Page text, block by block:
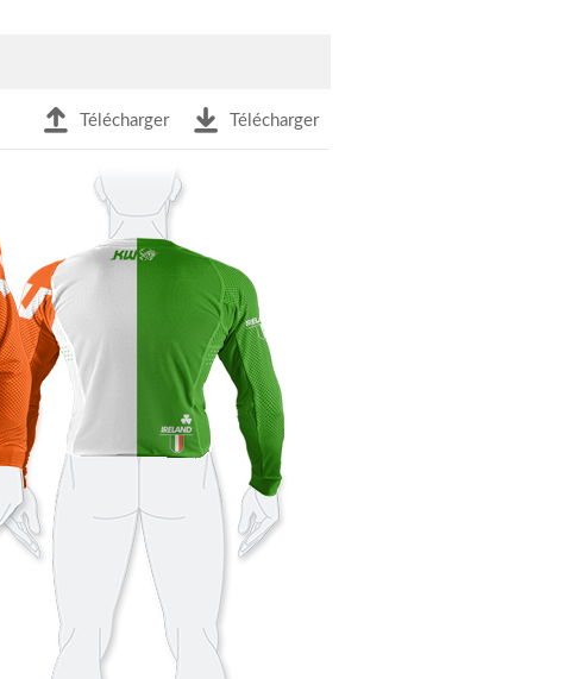
Télécharger Télécharger